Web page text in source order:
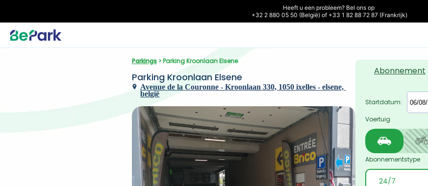
Heeft u een probleem? Bel ons op
+32 2 880 05 50 (België) of +33 1 82 88 72 87 (Frankrijk)
Parkings > Parking Kroonlaan Elsene
Parking Kroonlaan Elsene
Avenue de la Couronne - Kroonlaan 330, 1050 ixelles - elsene,
belgië
Abonnement
Startdatum:
Voertuig
Abonnementstype